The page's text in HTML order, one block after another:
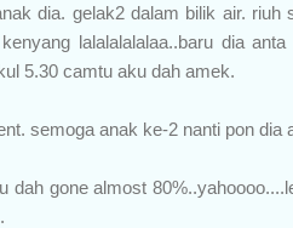
dia. gelak2 dalam bilik air. riuh
lalalalalalaa..baru dia
5.30 camtu aku dah amek.
semoga anak ke-2 nanti pon dia
dah gone almost